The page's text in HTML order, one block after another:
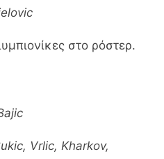
στο ρόστερ.
Vrlic, Kharkov,